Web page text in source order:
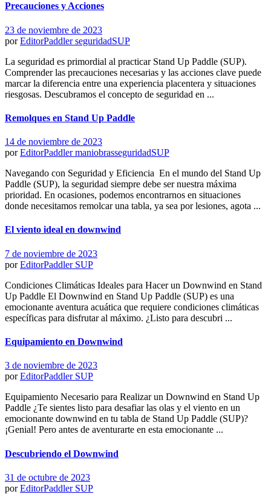
Precauciones y Acciones
23 de noviembre de 2023
por EditorPaddlerseguridadSUP
La seguridad es primordial al practicar Stand Up Paddle (SUP).
Comprender las precauciones necesarias y las acciones clave puede
marcar la diferencia entre una experiencia placentera y situaciones
riesgosas. Descubramos el concepto de seguridad en ...
Remolques en Stand Up Paddle
14 de noviembre de 2023
por EditorPaddlermaniobrasseguridadSUP
Navegando con Seguridad y Eficiencia En el mundo del Stand Up
Paddle (SUP), la seguridad siempre debe ser nuestra máxima
prioridad. En ocasiones, podemos encontrarnos en situaciones
donde necesitamos remolcar una tabla, ya sea por lesiones, agota ...
El viento ideal en downwind
7 de noviembre de 2023
por EditorPaddler SUP
Condiciones Climáticas Ideales para Hacer un Downwind en Stand
Up Paddle El Downwind en Stand Up Paddle (SUP) es una
emocionante aventura acuática que requiere condiciones climáticas
específicas para disfrutar al máximo. ¿Listo para descubri ...
Equipamiento en Downwind
3 de noviembre de 2023
por EditorPaddler SUP
Equipamiento Necesario para Realizar un Downwind en Stand Up
Paddle ¿Te sientes listo para desafiar las olas y el viento en un
emocionante downwind en tu tabla de Stand Up Paddle (SUP)?
¡Genial! Pero antes de aventurarte en esta emocionante ...
Descubriendo el Downwind
31 de octubre de 2023
por EditorPaddler SUP